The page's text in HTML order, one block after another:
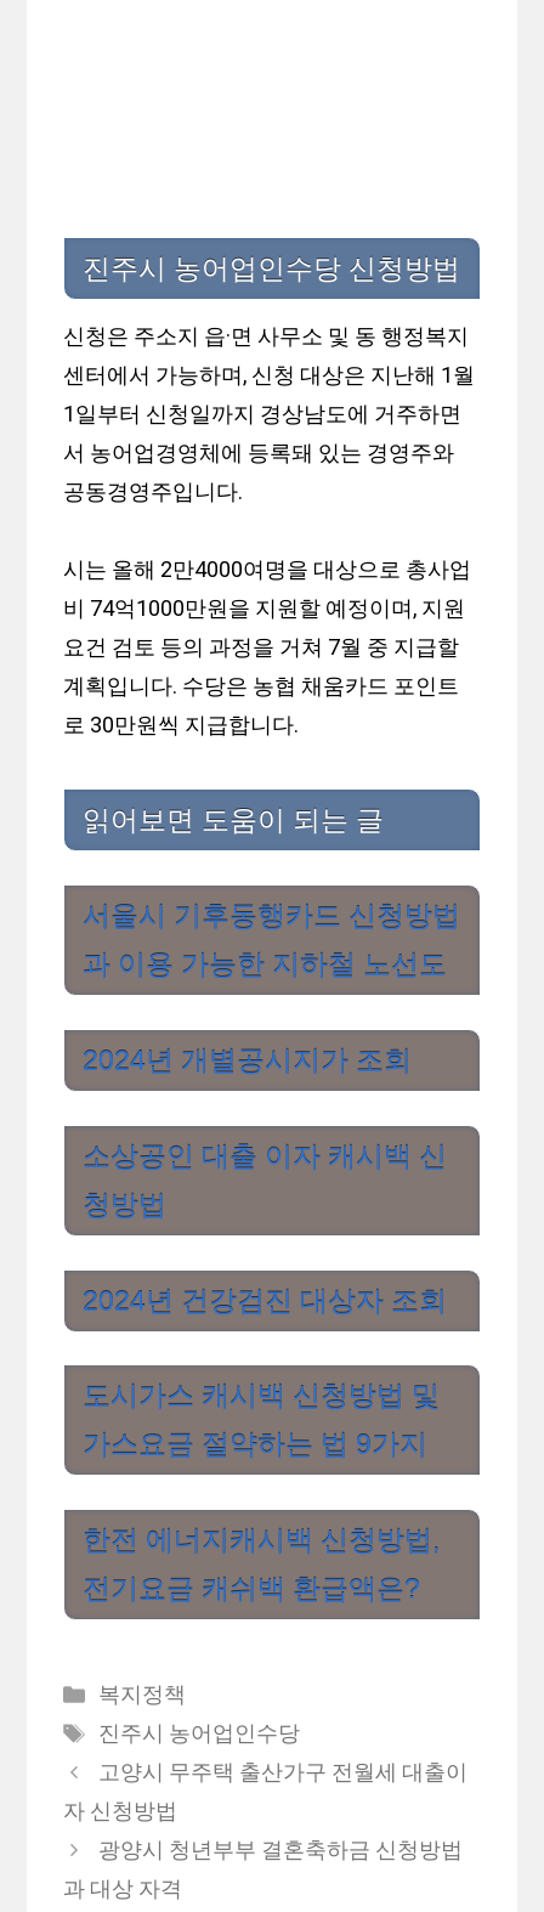
진주시 농어업인수당 신청방법
신청은 주소지 읍·면 사무소 및 동 행정복지
센터에서 가능하며, 신청 대상은 지난해 1월
1일부터 신청일까지 경상남도에 거주하면
서 농어업경영체에 등록돼 있는 경영주와
공동경영주입니다.
시는 올해 2만4000여명을 대상으로 총사업
비 74억1000만원을 지원할 예정이며, 지원
요건 검토 등의 과정을 거쳐 7월 중 지급할
계획입니다. 수당은 농협 채움카드 포인트
로 30만원씩 지급합니다.
읽어보면 도움이 되는 글
서울시 기후동행카드 신청방법
과 이용 가능한 지하철 노선도
2024년 개별공시지가 조회
소상공인 대출 이자 캐시백 신
청방법
2024년 건강검진 대상자 조회
도시가스 캐시백 신청방법 및
가스요금 절약하는 법 9가지
한전 에너지캐시백 신청방법,
전기요금 캐쉬백 환급액은?
카
테
리
복지정책
태
그
진주시 농어업인수당
고양시 무주택 출산가구 전월세 대출이
자 신청방법
광양시 청년부부 결혼축하금 신청방법
과 대상 자격